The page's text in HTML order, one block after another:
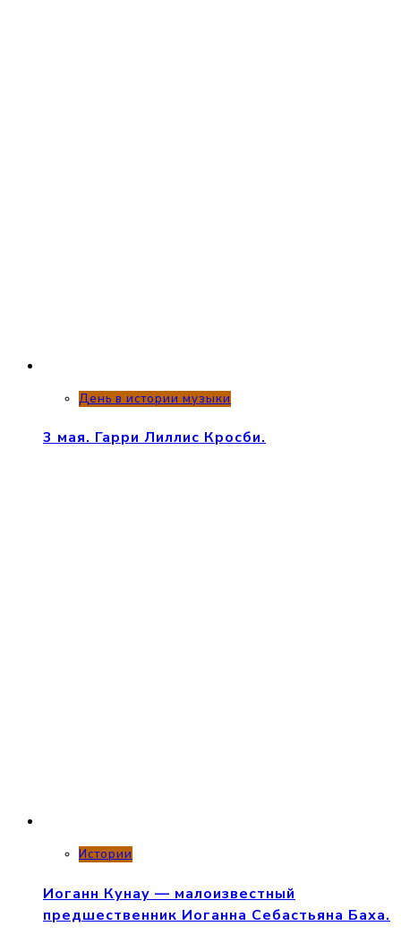
День в истории музыки
3 мая. Гарри Лиллис Кросби.
Истории
Иоганн Кунау — малоизвестный
предшественник Иоганна Себастьяна Баха.